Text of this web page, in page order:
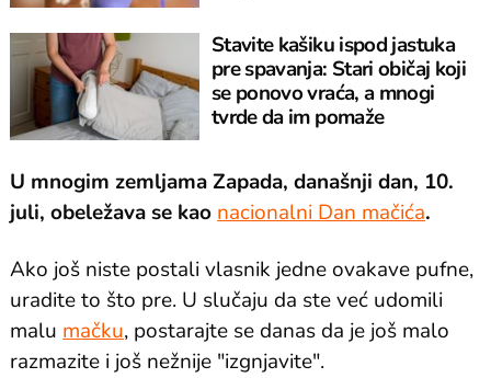
Stavite kašiku ispod jastuka
pre spavanja: Stari običaj koji
se ponovo vraća, a mnogi
tvrde da im pomaže
U mnogim zemljama Zapada, današnji dan, 10.
juli, obeležava se kao nacionalni Dan mačića.
Ako još niste postali vlasnik jedne ovakave pufne,
uradite to što pre. U slučaju da ste već udomili
malu mačku, postarajte se danas da je još malo
razmazite i još nežnije "izgnjavite".